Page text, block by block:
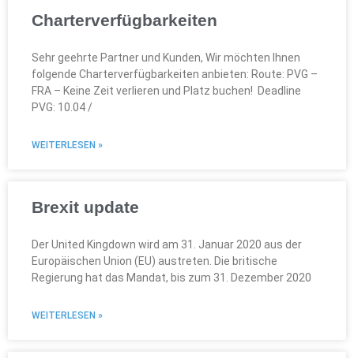
Charterverfügbarkeiten
Sehr geehrte Partner und Kunden, Wir möchten Ihnen
folgende Charterverfügbarkeiten anbieten: Route: PVG –
FRA – Keine Zeit verlieren und Platz buchen! Deadline
PVG: 10.04 /
WEITERLESEN »
Brexit update
Der United Kingdown wird am 31. Januar 2020 aus der
Europäischen Union (EU) austreten. Die britische
Regierung hat das Mandat, bis zum 31. Dezember 2020
WEITERLESEN »